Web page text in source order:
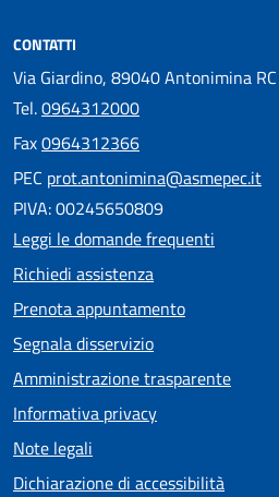
CONTATTI
Via Giardino, 89040 Antonimina RC
Tel.0964312000
Fax0964312366
PEC prot.antonimina@asmepec.it
PIVA: 00245650809
Leggi le domande frequenti
Richiedi assistenza
Prenota appuntamento
Segnala disservizio
Amministrazione trasparente
Informativa privacy
Note legali
Dichiarazione di accessibilità